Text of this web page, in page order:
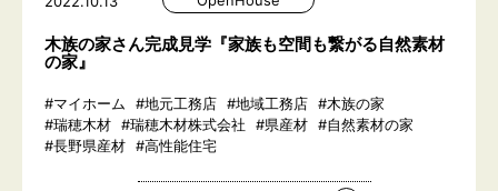
木族の家さん完成見学『家族も空間も繋がる自然素材
の家』
#マイホーム #地元工務店 #地域工務店 #木族の家
#瑞穂木材 #瑞穂木材株式会社 #県産材 #自然素材の家
#長野県産材 #高性能住宅